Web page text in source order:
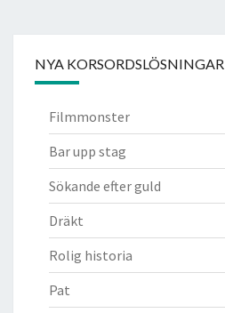
NYA KORSORDSLÖSNINGAR
Filmmonster
Bar upp stag
Sökande efter guld
Dräkt
Rolig historia
Pat